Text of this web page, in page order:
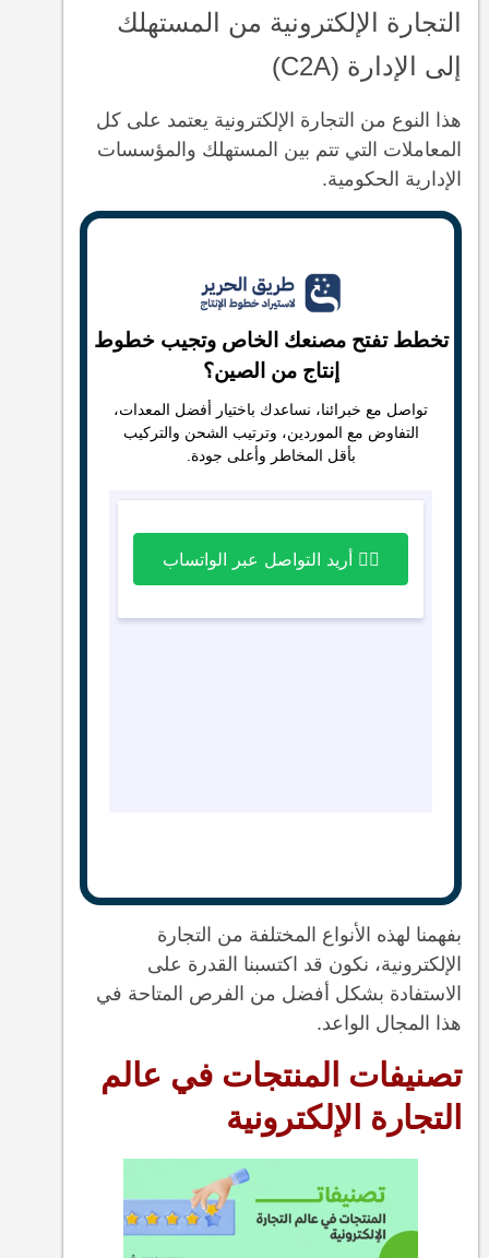
التجارة الإلكترونية من المستهلك
إلى الإدارة (C2A)
هذا النوع من التجارة الإلكترونية يعتمد على كل
المعاملات التي تتم بين المستهلك والمؤسسات
الإدارية الحكومية.
تخطط تفتح مصنعك الخاص وتجيب خطوط
إنتاج من الصين؟
تواصل مع خبرائنا، نساعدك باختيار أفضل المعدات،
التفاوض مع الموردين، وترتيب الشحن والتركيب
بأقل المخاطر وأعلى جودة.
بفهمنا لهذه الأنواع المختلفة من التجارة
الإلكترونية، نكون قد اكتسبنا القدرة على
الاستفادة بشكل أفضل من الفرص المتاحة في
هذا المجال الواعد.
تصنيفات المنتجات في عالم
التجارة الإلكترونية